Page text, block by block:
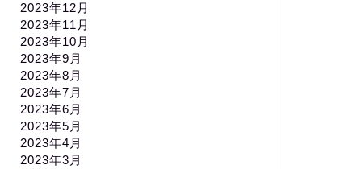
2023年12月
2023年11月
2023年10月
2023年9月
2023年8月
2023年7月
2023年6月
2023年5月
2023年4月
2023年3月